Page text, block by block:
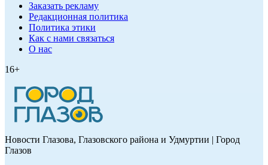
Заказать рекламу
Редакционная политика
Политика этики
Как с нами связаться
О нас
16+
Новости Глазова, Глазовского района и Удмуртии | Город
Глазов